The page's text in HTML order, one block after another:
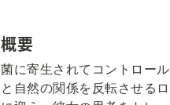
概要
菌に寄生されてコントロー
と自然の関係を反転させる